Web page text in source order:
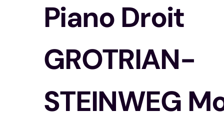
Piano Droit
GROTRIAN-
STEINWEG